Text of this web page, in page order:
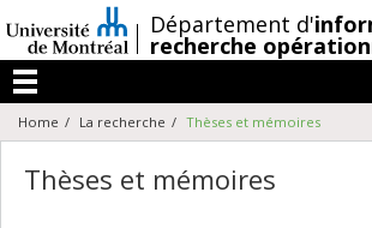
au
contenu
/Département d'
recherche
Menu
Home La recherche Thèses et mémoires
Thèses et mémoires